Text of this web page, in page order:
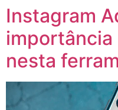
Instagram
nesta